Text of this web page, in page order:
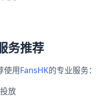
务推荐
使用FansHK的专业服务：
放